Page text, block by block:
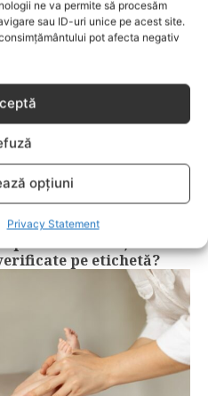
ne va permite să procesăm
sau ID-uri unice pe acest site.
pot afecta negativ
opțiuni
Privacy Statement
pe etichetă?